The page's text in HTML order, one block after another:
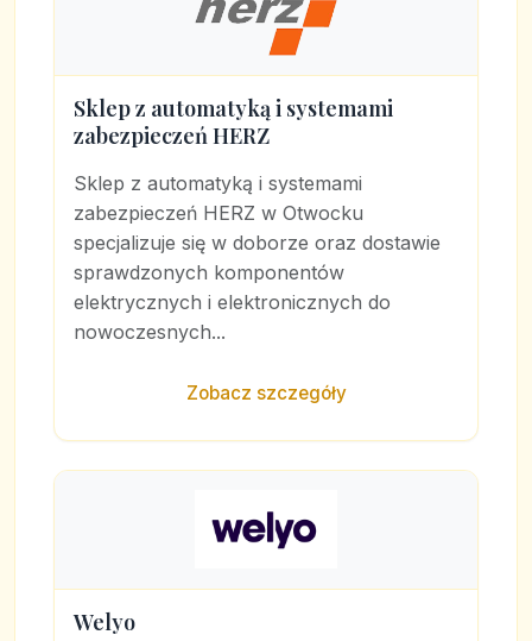
Sklep z automatyką i systemami
zabezpieczeń HERZ
Sklep z automatyką i systemami
zabezpieczeń HERZ w Otwocku
specjalizuje się w doborze oraz dostawie
sprawdzonych komponentów
elektrycznych i elektronicznych do
nowoczesnych...
Zobacz szczegóły
Welyo